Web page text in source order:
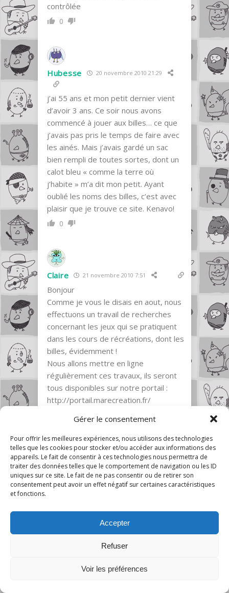
Gérer le consentement
Pour offrir les meilleures expériences, nous utilisons des technologies
telles que les cookies pour stocker et/ou accéder aux informations des
appareils. Le fait de consentir à ces technologies nous permettra de
traiter des données telles que le comportement de navigation ou les ID
uniques sur ce site. Le fait de ne pas consentir ou de retirer son
consentement peut avoir un effet négatif sur certaines caractéristiques
et fonctions.
Accepter
Refuser
Voir les préférences
contrôlée
0
Hubesse 20 novembre 2010 21:29
j’ai 55 ans et mon petit dernier vient
d’avoir 3 ans. Ce soir nous avons
commencé à jouer aux billes… ce que
j’avais pas pris le temps de faire avec
les ainés. Mais j’avais gardé un sac
bien rempli de toutes sortes, dont un
calot bleu « comme la terre où
j’habite » m’a dit mon petit. Ayant
oublié les noms des billes, c’est avec
plaisir que je trouve ce site. Kenavo!
0
Claire 21 novembre 2010 7:51
Bonjour
Comme je vous le disais en aout, nous
effectuons un travail de recherches
concernant les jeux qui se pratiquent
dans les cours de récréations, dont les
billes, évidemment !
Nous allons mettre en ligne
régulièrement ces travaux, ils seront
tous disponibles sur notre portail :
http://portail.marecreation.fr/
régles de jeux, des chansons, des
photos, etc… .
Bonnes visites
Claire
0
21 novembre 2010 11:18
Excellente idée ! j’y vais de ce pas